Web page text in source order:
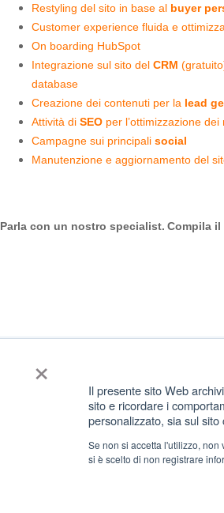
×
Il presente sito Web
sito e ricordare i
personalizzato, sia sul
Se non si accetta l'utilizzo,
si è scelto di non registrare
Restyling del sito in base al buyer
Customer experience fluida e
On boarding HubSpot
Integrazione sul sito del CRM
database
Creazione dei contenuti per la lead
Attività di SEO per l’ottimizzazione
Campagne sui principali social
Manutenzione e aggiornamento del
Parla con un nostro specialist. Compila